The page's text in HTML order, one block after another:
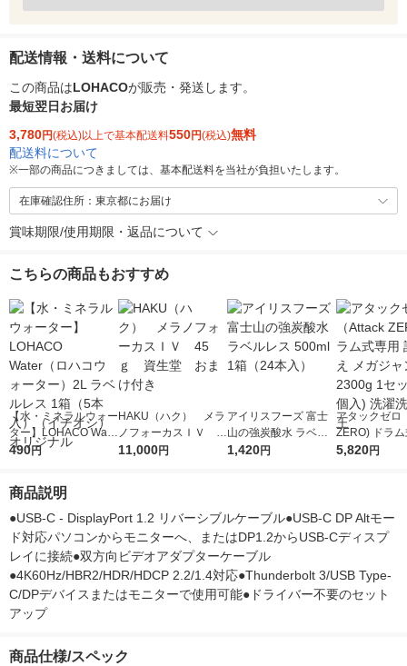
配送情報・送料について
この商品はLOHACOが販売・発送します。
最短翌日お届け
3,780円(税込)以上で基本配送料550円(税込)無料
配送料について
※一部の商品につきましては、基本配送料を当社が負担いたします。
在庫確認住所：東京都にお届け
賞味期限/使用期限・返品について
こちらの商品もおすすめ
【水・ミネラルウォー
ター】LOHACO Wate
r（ロハコウォータ
シ） オリジナル
490円
HAKU（ハク） メラ
ノフォーカスＩＶ 4
5ｇ 資生堂 おまけ
11,000円
アイリスフーズ 富士
山の強炭酸水 ラベル
レス 500ml 1箱（24
1,420円
アタックゼロ
ZERO) ドラ
詰め替え メガ
5,820円
商品説明
●USB-C - DisplayPort 1.2 リバーシブルケーブル●USB-C DP Altモー
ド対応パソコンからモニターへ、またはDP1.2からUSB-Cディスプ
レイに接続●双方向ビデオアダプターケーブル
●4K60Hz/HBR2/HDR/HDCP 2.2/1.4対応●Thunderbolt 3/USB Type-
C/DPデバイスまたはモニターで使用可能●ドライバー不要のセット
アップ
商品仕様/スペック